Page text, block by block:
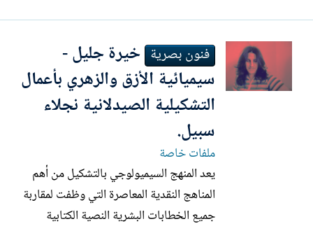
فيمكنُ القولُ إنّهُ واحدٌ من الباحثين الشباب
الذين يتميزون بسمات بحثية خاصة. أولها أنّ
خطّهُ البحثي يتّصلُ...
فنون بصرية خيرة جليل -
سيميائية الأزق والزهري بأعمال
التشكيلية الصيدلانية نجلاء
سبيل.
ملفات خاصة
يعد المنهج السيميولوجي بالتشكيل من أهم
المناهج النقدية المعاصرة التي وظفت لمقاربة
جميع الخطابات البشرية النصية الكتابية